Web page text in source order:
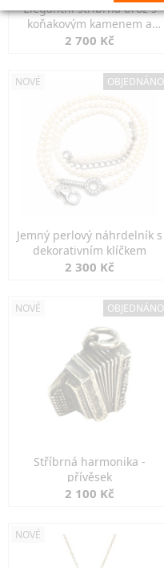
Elegantní stříbrná brož s
koňakovým kamenem a
markazity
2 700 Kč
NOVÉ OBJEDNÁNO
Jemný perlový náhrdelník s
dekorativním klíčkem
2 300 Kč
NOVÉ OBJEDNÁNO
Stříbrná harmonika -
přívěsek
2 100 Kč
NOVÉ